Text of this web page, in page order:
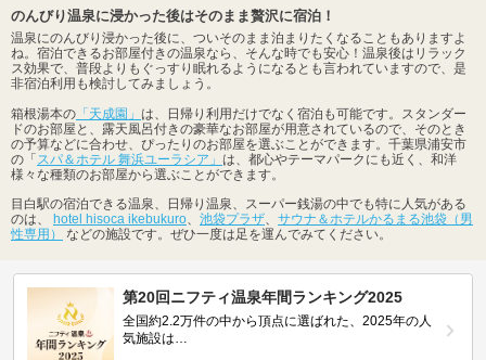
のんびり温泉に浸かった後はそのまま贅沢に宿泊！
温泉にのんびり浸かった後に、ついそのまま泊まりたくなることもありますよ
ね。宿泊できるお部屋付きの温泉なら、そんな時でも安心！温泉後はリラック
ス効果で、普段よりもぐっすり眠れるようになるとも言われていますので、是
非宿泊利用も検討してみましょう。
箱根湯本の 「天成園」 は、日帰り利用だけでなく宿泊も可能です。スタンダー
ドのお部屋と、露天風呂付きの豪華なお部屋が用意されているので、そのとき
の予算などに合わせ、ぴったりのお部屋を選ぶことができます。千葉県浦安市
の「スパ＆ホテル 舞浜ユーラシア」 は、都心やテーマパークにも近く、和洋
様々な種類のお部屋から選ぶことができます。
目白駅の宿泊できる温泉、日帰り温泉、スーパー銭湯の中でも特に人気がある
のは、 hotel hisoca ikebukuro、 池袋プラザ、 サウナ＆ホテルかるまる池袋（男
性専用）
などの施設です。ぜひ一度は足を運んでみてください。
第20回ニフティ温泉年間ランキング2025
全国約2.2万件の中から頂点に選ばれた、2025年の人
気施設は…